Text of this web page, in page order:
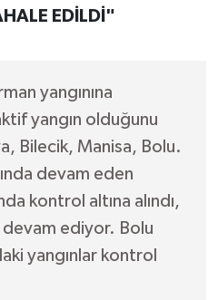
EDİLDİ"
yangınına
yangın olduğunu
Bilecik, Manisa, Bolu.
devam eden
kontrol altına alındı,
devam ediyor. Bolu
yangınlar kontrol